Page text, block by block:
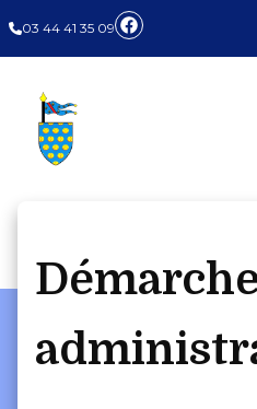
03 44 41 35 09
Panneau de gestion des